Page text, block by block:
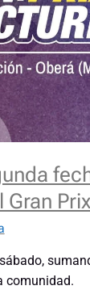
Gran
comunidad.